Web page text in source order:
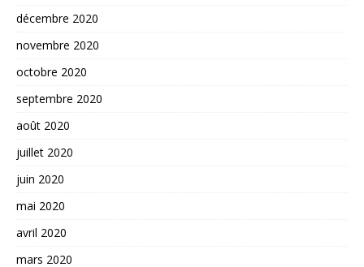
décembre 2020
novembre 2020
octobre 2020
septembre 2020
août 2020
juillet 2020
juin 2020
mai 2020
avril 2020
mars 2020